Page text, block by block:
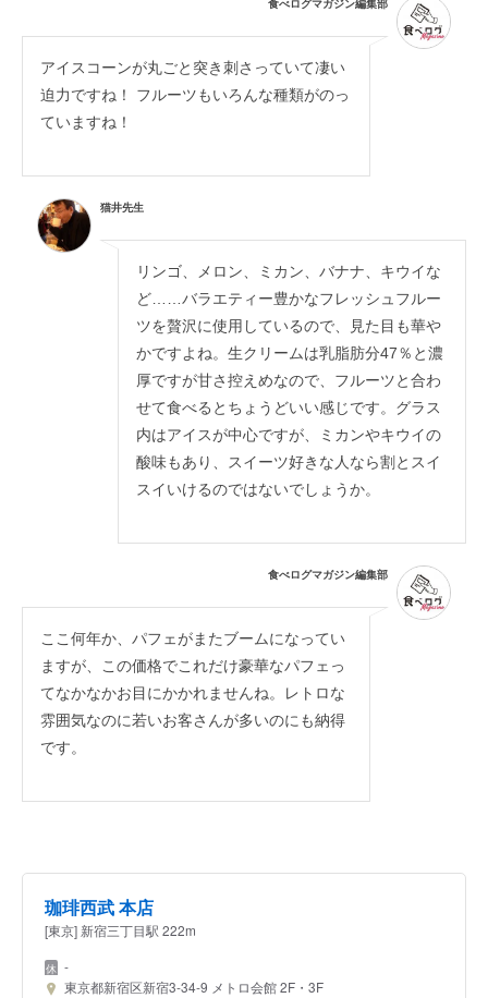
食べログマガジン編集部
アイスコーンが丸ごと突き刺さっていて凄い
迫力ですね！ フルーツもいろんな種類がのっ
ていますね！
猫井先生
リンゴ、メロン、ミカン、バナナ、キウイな
ど……バラエティー豊かなフレッシュフルー
ツを贅沢に使用しているので、見た目も華や
かですよね。生クリームは乳脂肪分47％と濃
厚ですが甘さ控えめなので、フルーツと合わ
せて食べるとちょうどいい感じです。グラス
内はアイスが中心ですが、ミカンやキウイの
酸味もあり、スイーツ好きな人なら割とスイ
スイいけるのではないでしょうか。
食べログマガジン編集部
ここ何年か、パフェがまたブームになってい
ますが、この価格でこれだけ豪華なパフェっ
てなかなかお目にかかれませんね。レトロな
雰囲気なのに若いお客さんが多いのにも納得
です。
珈琲西武 本店
[東京] 新宿三丁目駅 222m
-
東京都新宿区新宿3-34-9 メトロ会館 2F・3F